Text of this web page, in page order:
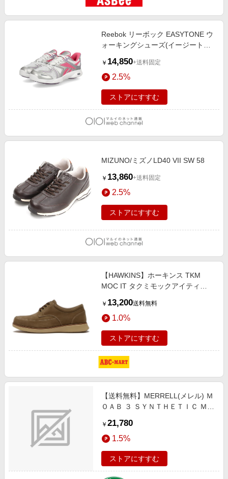
旅行・レジャー・ホテル予約
金融・マネー・保険
デジタルコンテンツ
ビジネス・その他サービス
とことん買い物チャレンジ
Samsung ボーナスキャンペーン
週末の高還元 夏の長期版
Reebok リーボック EASYTONE ウ
ォーキングシューズ(イージートー
￥ 14,850+送料固定
2.5%
ストアにすすむ
MIZUNO/ミズノLD40 VII SW 58
￥ 13,860+送料固定
2.5%
ストアにすすむ
【HAWKINS】ホーキンス TKM
MOC IT タクミモックアイティ
ラウン
￥ 13,200送料無料
1.0%
ストアにすすむ
【送料無料】MERRELL(メレル) Ｍ
ＯＡＢ ３ ＳＹＮＴＨＥＴＩＣ ＭＩ
ＤＴＨ） ２７．５ｃｍ ＥＡＲＴＨ
M500253W
￥ 21,780
1.5%
ストアにすすむ